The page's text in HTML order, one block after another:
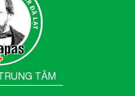
ĐÀ LẠT – TẤT CẢ VÌ SỨC
4, Tp.Đà Lạt
TÂM